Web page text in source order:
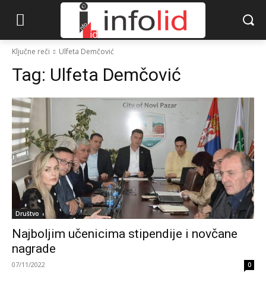
Ključne reči Ulfeta Demčović
Tag: Ulfeta Demčović
Društvo
Najboljim učenicima stipendije i novčane
nagrade
07/11/2022 0